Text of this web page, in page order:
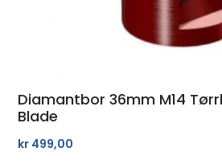
Diamantbor 36mm M14
Blade
kr 499,00